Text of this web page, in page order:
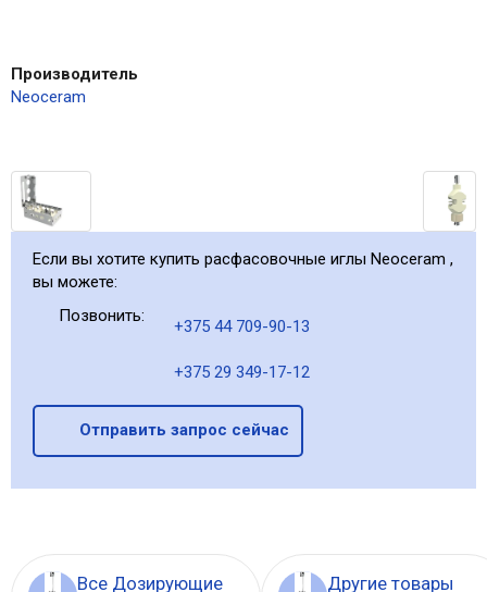
Производитель
Neoceram
Если вы хотите купить расфасовочные иглы Neoceram ,
вы можете:
Позвонить:
+375 44 709-90-13
+375 29 349-17-12
Отправить запрос сейчас
Все Дозирующие Другие товары